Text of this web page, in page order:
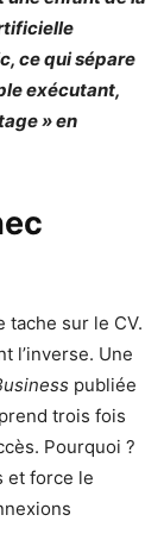
ce qui sépare
exécutant,
» en
tache sur le CV.
l’inverse. Une
publiée
trois fois
Pourquoi ?
et force le